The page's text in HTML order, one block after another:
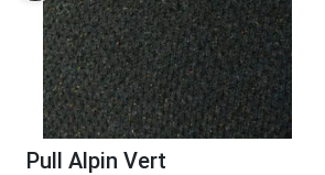
Pull Alpin Vert